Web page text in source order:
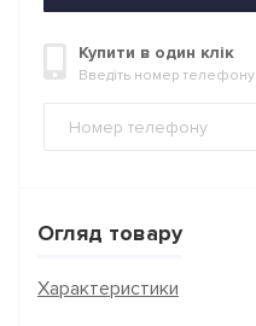
Купити в один клік
Введіть номер
Огляд товару
Характеристики